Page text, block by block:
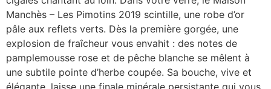
Manchès – Les Pimotins 2019 scintille, une robe d’or
pâle aux reflets verts. Dès la première gorgée, une
explosion de fraîcheur vous envahit : des notes de
pamplemousse rose et de pêche blanche se mêlent à
une subtile pointe d’herbe coupée. Sa bouche, vive et